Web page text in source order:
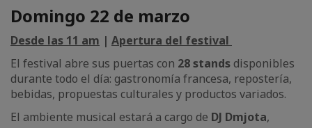
Domingo 22 de marzo
Desde las 11 am | Apertura del festival
El festival abre sus puertas con 28 standsdisponibles
durante todo el día: gastronomía francesa, repostería,
bebidas, propuestas culturales y productos variados.
El ambiente musical estará a cargo de DJ Dmjota,